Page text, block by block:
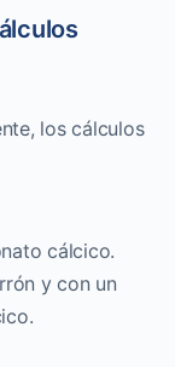
los cálculos
cálcico.
y con un